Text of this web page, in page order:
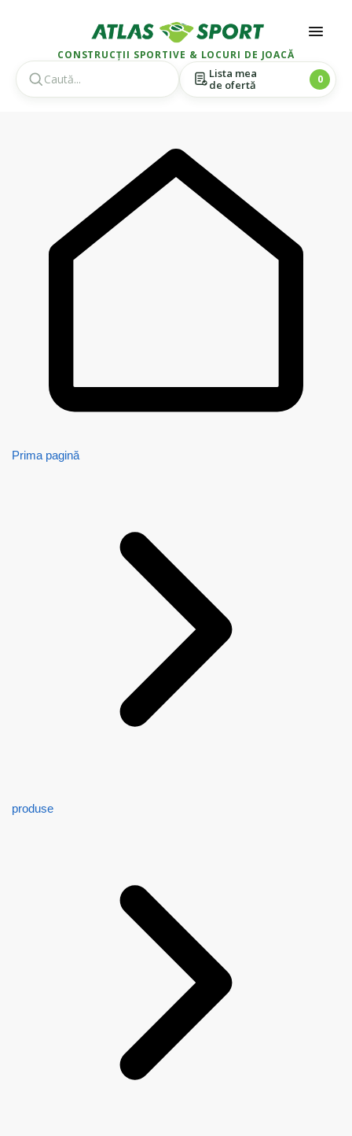
CONSTRUCȚII SPORTIVE & LOCURI DE JOACĂ
Lista mea
de ofertă
0
Prima pagină
produse